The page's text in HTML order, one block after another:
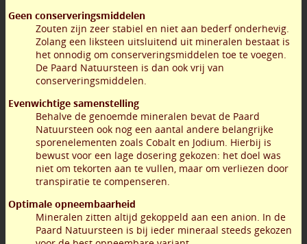
Geen conserveringsmiddelen
Zouten zijn zeer stabiel en niet aan bederf onderhevig.
Zolang een liksteen uitsluitend uit mineralen bestaat is
het onnodig om conserveringsmiddelen toe te voegen.
De Paard Natuursteen is dan ook vrij van
conserveringsmiddelen.
Evenwichtige samenstelling
Behalve de genoemde mineralen bevat de Paard
Natuursteen ook nog een aantal andere belangrijke
sporenelementen zoals Cobalt en Jodium. Hierbij is
bewust voor een lage dosering gekozen: het doel was
niet om tekorten aan te vullen, maar om verliezen door
transpiratie te compenseren.
Optimale opneembaarheid
Mineralen zitten altijd gekoppeld aan een anion. In de
Paard Natuursteen is bij ieder mineraal steeds gekozen